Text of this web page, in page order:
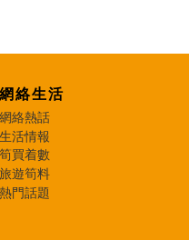
網絡生活
網絡熱話
生活情報
筍買着數
旅遊筍料
熱門話題